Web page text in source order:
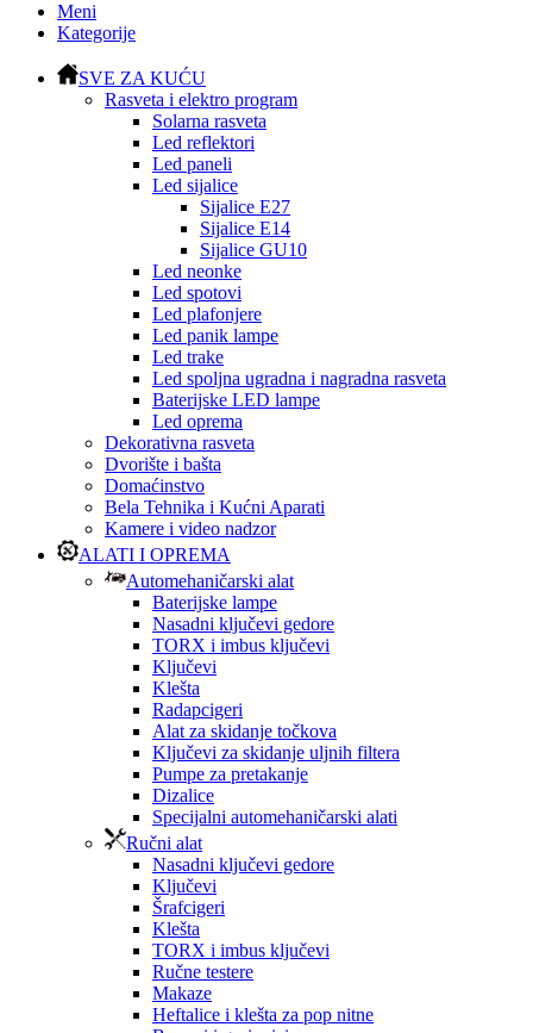
Meni
Kategorije
SVE ZA KUĆU
Rasveta i elektro program
Solarna rasveta
Led reflektori
Led paneli
Led sijalice
Sijalice E27
Sijalice E14
Sijalice GU10
Led neonke
Led spotovi
Led plafonjere
Led panik lampe
Led trake
Led spoljna ugradna i nagradna rasveta
Baterijske LED lampe
Led oprema
Dekorativna rasveta
Dvorište i bašta
Domaćinstvo
Bela Tehnika i Kućni Aparati
Kamere i video nadzor
ALATI I OPREMA
Automehaničarski alat
Baterijske lampe
Nasadni ključevi gedore
TORX i imbus ključevi
Ključevi
Klešta
Radapcigeri
Alat za skidanje točkova
Ključevi za skidanje uljnih filtera
Pumpe za pretakanje
Dizalice
Specijalni automehaničarski alati
Ručni alat
Nasadni ključevi gedore
Ključevi
Šrafcigeri
Klešta
TORX i imbus ključevi
Ručne testere
Makaze
Heftalice i klešta za pop nitne